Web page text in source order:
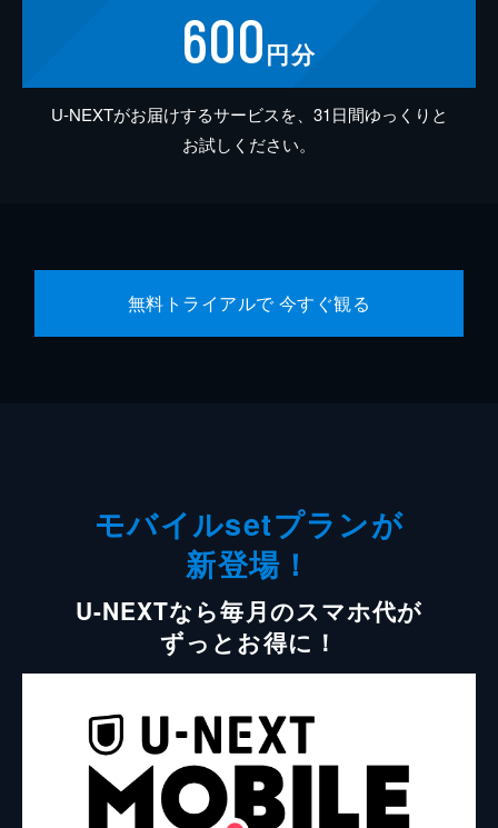
600円分
U-NEXTがお届けするサービスを、31日間ゆっくりと
お試しください。
無料トライアルで 今すぐ観る
モバイルsetプランが
新登場！
U-NEXTなら毎月のスマホ代が
ずっとお得に！